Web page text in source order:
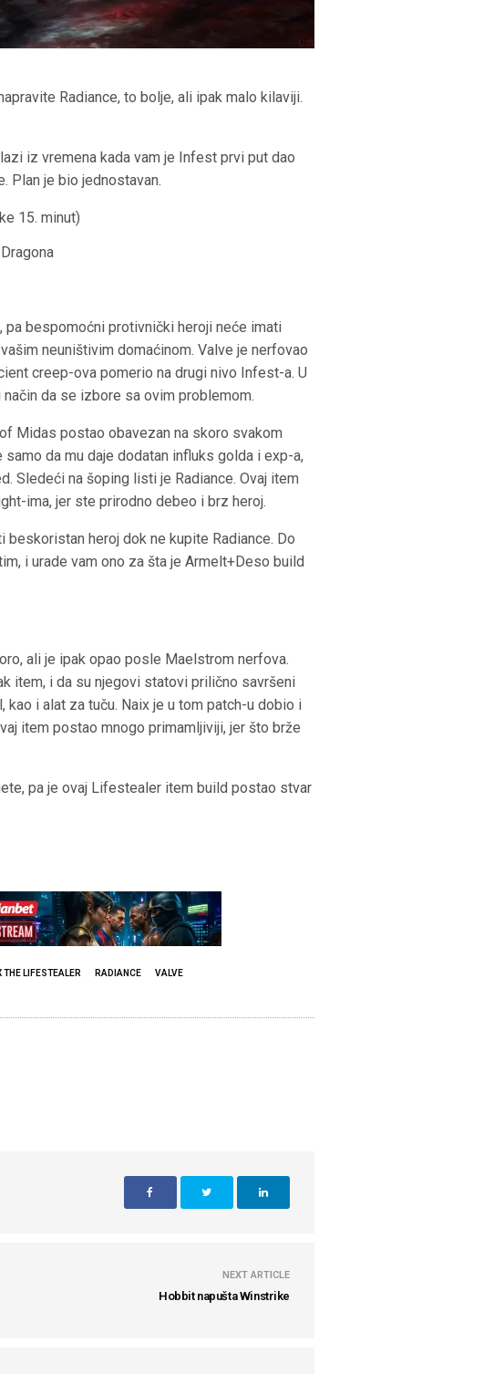
Radiance, to bolje, ali ipak malo kilaviji.
iz vremena kada vam je Infest prvi put dao
Plan je bio jednostavan.
15. minut)
pa bespomoćni protivnički heroji neće imati
neuništivim domaćinom. Valve je nerfovao
creep-ova pomerio na drugi nivo Infest-a. U
da se izbore sa ovim problemom.
Midas postao obavezan na skoro svakom
da mu daje dodatan influks golda i exp-a,
Sledeći na šoping listi je Radiance. Ovaj item
ima, jer ste prirodno debeo i brz heroj.
heroj dok ne kupite Radiance. Do
i urade vam ono za šta je Armelt+Deso build
ali je ipak opao posle Maelstrom nerfova.
item, i da su njegovi statovi prilično savršeni
i alat za tuču. Naix je u tom patch-u dobio i
item postao mnogo primamljiviji, jer što brže
pa je ovaj Lifestealer item build postao stvar
THE LIFESTEALER RADIANCE VALVE
NEXT ARTICLE
Hobbit napušta Winstrike